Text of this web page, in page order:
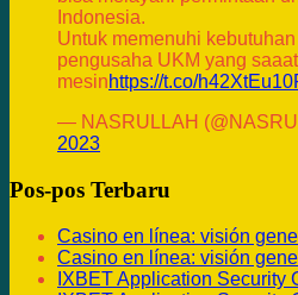
Indonesia.
Untuk memenuhi
pengusaha UKM yang
mesinhttps://t.co/
— NASRULLAH
2023
Pos-pos Terbaru
Casino en línea: visión
Casino en línea: visión
IXBET Application Security